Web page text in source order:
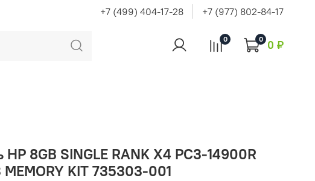
+7 (499) 404-17-28 +7 (977) 802-84-17
0 0 0 ₽
8GB SINGLE RANK X4 PC3-14900R
MEMORY KIT 735303-001